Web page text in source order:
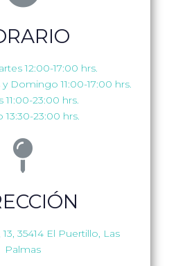
12:00-17:00 hrs.
Domingo 11:00-17:00 hrs.
11:00-23:00 hrs.
13:30-23:00 hrs.
35414 El Puertillo, Las
Palmas